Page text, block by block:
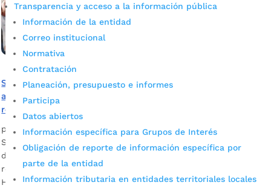
Transparencia y acceso a la información pública
Información de la entidad
Correo institucional
Normativa
Contratación
Planeación, presupuesto e informes
Participa
Datos abiertos
Información específica para Grupos de Interés
Obligación de reporte de información específica por
parte de la entidad
Información tributaria en entidades territoriales locales
Se entregará maquinaria y elementos de selección y
aprovechamiento de residuos a tres cooperativas de
reciclaje de Bucaramanga
por Alcaldía de Bucaramanga|Mar 3, 2020| Noticias
Según el último censo, que realizó en el 2019 la Secretaría
de Salud y Ambiente, en Bucaramanga laboran 976
recicladores, de los cuales 22 son ciudadanos venezolanos.
Henry Andrés Sarmiento Sierra, subsecretario del Medio